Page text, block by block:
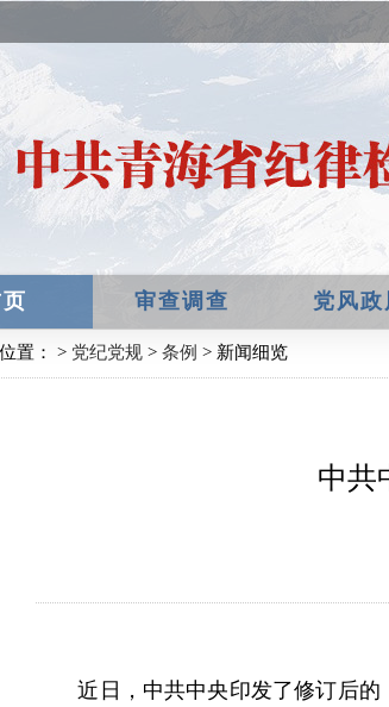
审查调查 党风政
置： > 党纪党规 > 条例 > 新闻细览
中共
近日，中共中央印发了修订后的